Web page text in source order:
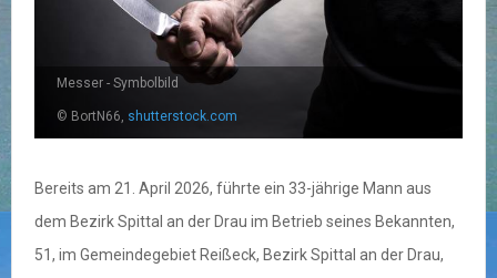
Messer - Symbolbild
© BortN66, shutterstock.com
Bereits am 21. April 2026, führte ein 33-jährige Mann aus
dem Bezirk Spittal an der Drau im Betrieb seines Bekannten,
51, im Gemeindegebiet Reißeck, Bezirk Spittal an der Drau,